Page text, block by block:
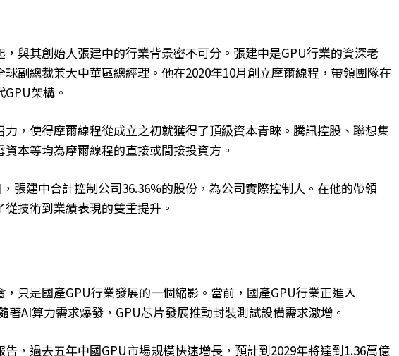
與其創始人張建中的行業背景密不可分。張建中是GPU行業的資深老
副總裁兼大中華區總經理。他在2020年10月創立摩爾線程，帶領團隊在
架構。
力，使得摩爾線程從成立之初就獲得了頂級資本青睞。騰訊控股、聯想集
本等均為摩爾線程的直接或間接投資方。
張建中合計控制公司36.36%的股份，為公司實際控制人。在他的帶領
技術到業績表現的雙重提升。
只是國產GPU行業發展的一個縮影。當前，國產GPU行業正進入
著AI算力需求爆發，GPU芯片發展推動封裝測試設備需求激增。
，過去五年中國GPU市場規模快速增長，預計到2029年將達到1.36萬億